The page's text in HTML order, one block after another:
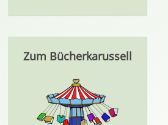
Zum Bücherkarussell